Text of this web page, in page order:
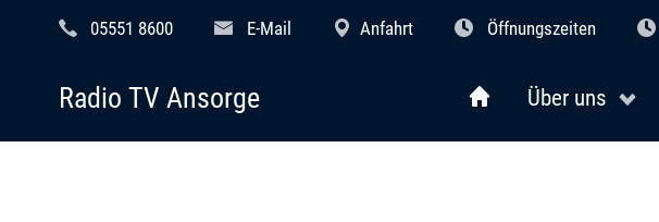
05551 8600 E-Mail Anfahrt Öffnungszeiten
Über uns
Radio TV Ansorge